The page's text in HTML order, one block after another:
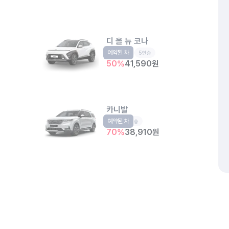
디 올 뉴 코나
소형SUV 5인승
50%41,590원
예약된 차
카니발
RV 9인승
70%38,910원
예약된 차